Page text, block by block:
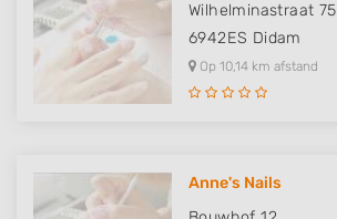
Wilhelminastraat 75
6942ES Didam
Op 10,14 km afstand
Anne's Nails